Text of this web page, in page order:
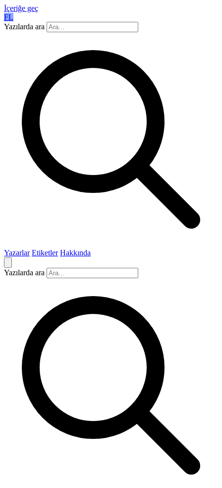
İçeriğe geç
FL
Yazılarda ara
Yazarlar Etiketler Hakkında
Yazılarda ara